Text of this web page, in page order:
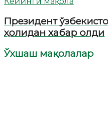
Президент
ҳолидан хабар олди
Ўхшаш мақолалар